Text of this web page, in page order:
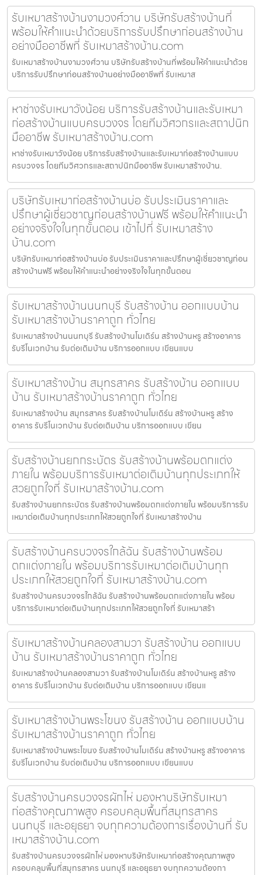
รับเหมาสร้างบ้านงามวงศ์วาน บริษัทรับสร้างบ้านที่
พร้อมให้คำแนะนำด้วยบริการรับปรึกษาก่อนสร้างบ้าน
อย่างมืออาชีพที่ รับเหมาสร้างบ้าน.com
รับเหมาสร้างบ้านงามวงศ์วาน บริษัทรับสร้างบ้านที่พร้อมให้คำแนะนำด้วย
บริการรับปรึกษาก่อนสร้างบ้านอย่างมืออาชีพที่ รับเหมาส
หาช่างรับเหมาวังน้อย บริการรับสร้างบ้านและรับเหมา
ก่อสร้างบ้านแบบครบวงจร โดยทีมวิศวกรและสถาปนิก
มืออาชีพ รับเหมาสร้างบ้าน.com
หาช่างรับเหมาวังน้อย บริการรับสร้างบ้านและรับเหมาก่อสร้างบ้านแบบ
ครบวงจร โดยทีมวิศวกรและสถาปนิกมืออาชีพ รับเหมาสร้างบ้าน.
บริษัทรับเหมาก่อสร้างบ้านบ่อ รับประเมินราคาและ
ปรึกษาผู้เชี่ยวชาญก่อนสร้างบ้านฟรี พร้อมให้คำแนะนำ
อย่างจริงใจในทุกขั้นตอน เข้าไปที่ รับเหมาสร้าง
บ้าน.com
บริษัทรับเหมาก่อสร้างบ้านบ่อ รับประเมินราคาและปรึกษาผู้เชี่ยวชาญก่อน
สร้างบ้านฟรี พร้อมให้คำแนะนำอย่างจริงใจในทุกขั้นตอน
รับเหมาสร้างบ้านนนทบุรี รับสร้างบ้าน ออกแบบบ้าน
รับเหมาสร้างบ้านราคาถูก ทั่วไทย
รับเหมาสร้างบ้านนนทบุรี รับสร้างบ้านโมเดิร์น สร้างบ้านหรู สร้างอาคาร
รับรีโนเวทบ้าน รับต่อเติมบ้าน บริการออกแบบ เขียนแบบ
รับเหมาสร้างบ้าน สมุทรสาคร รับสร้างบ้าน ออกแบบ
บ้าน รับเหมาสร้างบ้านราคาถูก ทั่วไทย
รับเหมาสร้างบ้าน สมุทรสาคร รับสร้างบ้านโมเดิร์น สร้างบ้านหรู สร้าง
อาคาร รับรีโนเวทบ้าน รับต่อเติมบ้าน บริการออกแบบ เขียน
รับสร้างบ้านยกกระบัตร รับสร้างบ้านพร้อมตกแต่ง
ภายใน พร้อมบริการรับเหมาต่อเติมบ้านทุกประเภทให้
สวยถูกใจที่ รับเหมาสร้างบ้าน.com
รับสร้างบ้านยกกระบัตร รับสร้างบ้านพร้อมตกแต่งภายใน พร้อมบริการรับ
เหมาต่อเติมบ้านทุกประเภทให้สวยถูกใจที่ รับเหมาสร้างบ้าน
รับสร้างบ้านครบวงจรใกล้ฉัน รับสร้างบ้านพร้อม
ตกแต่งภายใน พร้อมบริการรับเหมาต่อเติมบ้านทุก
ประเภทให้สวยถูกใจที่ รับเหมาสร้างบ้าน.com
รับสร้างบ้านครบวงจรใกล้ฉัน รับสร้างบ้านพร้อมตกแต่งภายใน พร้อม
บริการรับเหมาต่อเติมบ้านทุกประเภทให้สวยถูกใจที่ รับเหมาสร้า
รับเหมาสร้างบ้านคลองสามวา รับสร้างบ้าน ออกแบบ
บ้าน รับเหมาสร้างบ้านราคาถูก ทั่วไทย
รับเหมาสร้างบ้านคลองสามวา รับสร้างบ้านโมเดิร์น สร้างบ้านหรู สร้าง
อาคาร รับรีโนเวทบ้าน รับต่อเติมบ้าน บริการออกแบบ เขียนแ
รับเหมาสร้างบ้านพระโขนง รับสร้างบ้าน ออกแบบบ้าน
รับเหมาสร้างบ้านราคาถูก ทั่วไทย
รับเหมาสร้างบ้านพระโขนง รับสร้างบ้านโมเดิร์น สร้างบ้านหรู สร้างอาคาร
รับรีโนเวทบ้าน รับต่อเติมบ้าน บริการออกแบบ เขียนแบบ
รับสร้างบ้านครบวงจรผักไห่ มองหาบริษัทรับเหมา
ก่อสร้างคุณภาพสูง ครอบคลุมพื้นที่สมุทรสาคร
นนทบุรี และอยุธยา จบทุกความต้องการเรื่องบ้านที่ รับ
เหมาสร้างบ้าน.com
รับสร้างบ้านครบวงจรผักไห่ มองหาบริษัทรับเหมาก่อสร้างคุณภาพสูง
ครอบคลุมพื้นที่สมุทรสาคร นนทบุรี และอยุธยา จบทุกความต้องกา